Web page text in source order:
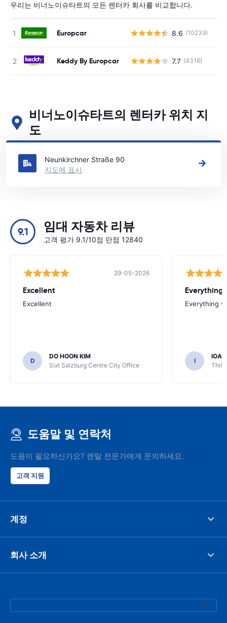
우리는 비너노이슈타트의 모든 렌터카 회사를 비교합니다.
Europcar 8.6 (10239)
Keddy By Europcar 7.7 (4316)
비너노이슈타트의 렌터카 위치 지
도
비너노이슈타트의 주요 렌터카 영업소 보기
Neunkirchner Straße 90
지도에 표시
9.1 임대 자동차 리뷰
고객 평가 9.1/10점 만점 12840
29-05-2026
Excellent
Excellent
D
DO HOON KIM
Sixt Salzburg Centre City Office
Everything
Everything
I
도움말 및 연락처
도움이 필요하신가요? 렌탈 전문가에게 문의하세요.
고객 지원
계정
회사 소개